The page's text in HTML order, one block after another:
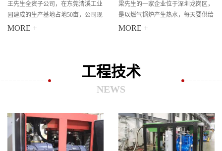
王先生全资子公司，在东莞清溪工业
园建成的生产基地占地50亩，公司现
有员工1000多人，车间和住宿环境良
MORE +
梁先生的一家企业位于深圳龙岗区，
是以燃气锅炉产生热水，每天要供给
200多名员工澡堂冲凉，据我司工程
MORE +
工程技术
NEWS